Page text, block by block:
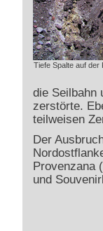
Tiefe Spalte auf der
die Seilbahn
zerstörte.
teilweisen
Der
Provenzana
und